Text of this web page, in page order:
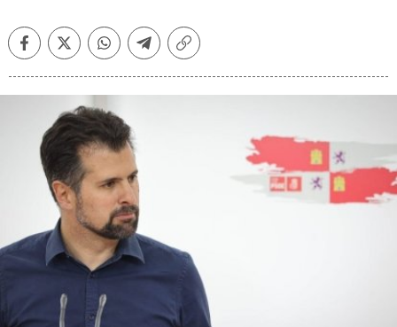
FacebookTwitterWhatsappTelegramCopiar